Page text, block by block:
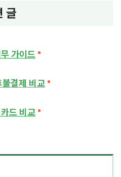
글
가이드
결제 비교
드 비교